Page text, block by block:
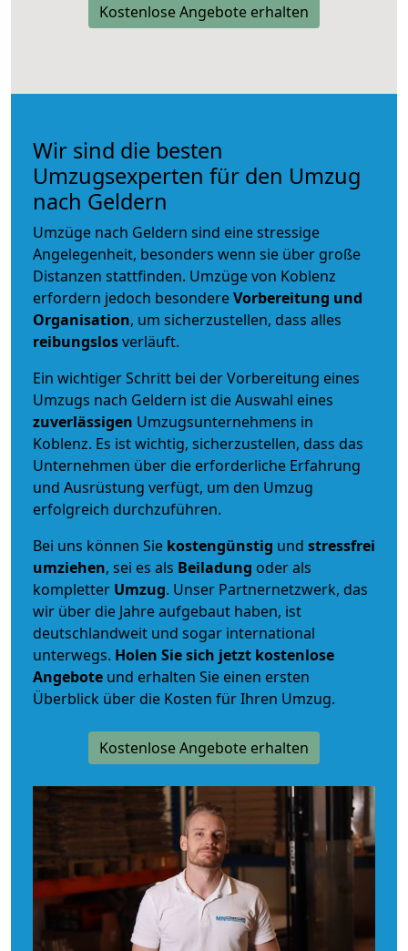
Kostenlose Angebote erhalten
Wir sind die besten
Umzugsexperten für den Umzug
nach Geldern
Umzüge nach Geldern sind eine stressige
Angelegenheit, besonders wenn sie über große
Distanzen stattfinden. Umzüge von Koblenz
erfordern jedoch besondereVorbereitung und
Organisation, um sicherzustellen, dass alles
reibungslosverläuft.
Ein wichtiger Schritt bei der Vorbereitung eines
Umzugs nach Geldern ist die Auswahl eines
zuverlässigen Umzugsunternehmens in
Koblenz. Es ist wichtig, sicherzustellen, dass das
Unternehmen über die erforderliche Erfahrung
und Ausrüstung verfügt, um den Umzug
erfolgreich durchzuführen.
Bei uns können Sie kostengünstig und stressfrei
umziehen, sei es als Beiladung oder als
kompletter Umzug. Unser Partnernetzwerk, das
wir über die Jahre aufgebaut haben, ist
deutschlandweit und sogar international
unterwegs. Holen Sie sich jetzt kostenlose
Angebote und erhalten Sie einen ersten
Überblick über die Kosten für Ihren Umzug.
Kostenlose Angebote erhalten